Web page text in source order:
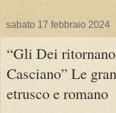
sabato 17 febbraio 2024
“Gli Dei
Casciano” Le
etrusco e romano